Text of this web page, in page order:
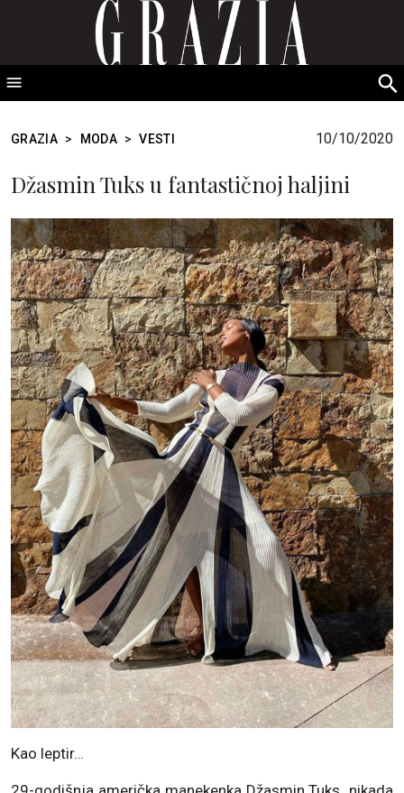
GRAZIA Srbija
GRAZIA > MODA > VESTI 10/10/2020
Džasmin Tuks u fantastičnoj haljini
Kao leptir…